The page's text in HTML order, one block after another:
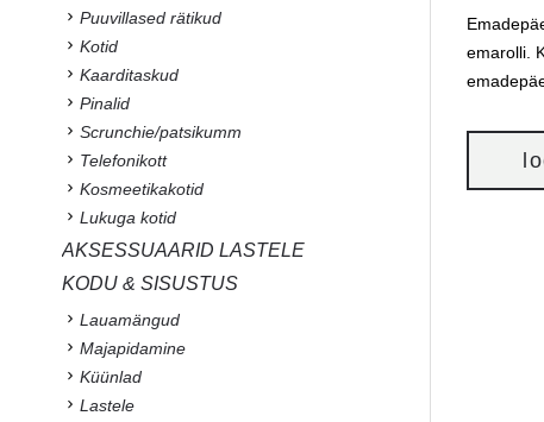
emarolli.
Puuvillased rätikud
Kotid
Kaarditaskud
Pinalid
Scrunchie/patsikumm
Telefonikott
Kosmeetikakotid
Lukuga kotid
AKSESSUAARID LASTELE
KODU & SISUSTUS
Lauamängud
Majapidamine
Küünlad
Lastele